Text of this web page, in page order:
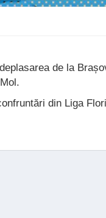
de la
din Liga